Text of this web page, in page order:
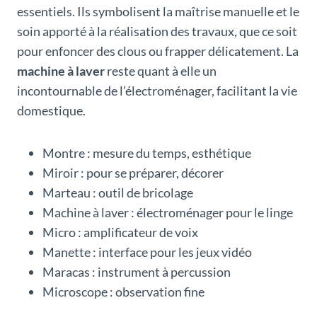
essentiels. Ils symbolisent la maîtrise manuelle et le
soin apporté à la réalisation des travaux, que ce soit
pour enfoncer des clous ou frapper délicatement. La
machine à laverreste quant à elle un
incontournable de l’électroménager, facilitant la vie
domestique.
Montre : mesure du temps, esthétique
Miroir : pour se préparer, décorer
Marteau : outil de bricolage
Machine à laver : électroménager pour le linge
Micro : amplificateur de voix
Manette : interface pour les jeux vidéo
Maracas : instrument à percussion
Microscope : observation fine